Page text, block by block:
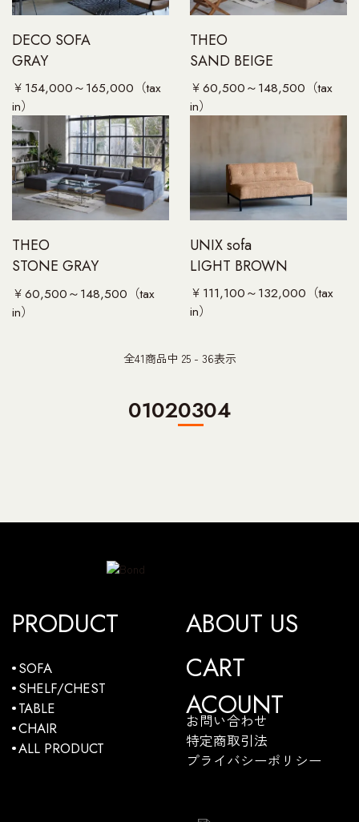
DECO SOFA
GRAY
￥154,000～165,000（tax
in）
THEO
SAND BEIGE
￥60,500～148,500（tax
in）
THEO
STONE GRAY
￥60,500～148,500（tax
in）
UNIX sofa
LIGHT BROWN
￥111,100～132,000（tax
in）
全41商品中 25 - 36表示
01020304
PRODUCT
SOFA
SHELF/CHEST
TABLE
CHAIR
ALL PRODUCT
ABOUT US
CART
ACOUNT
お問い合わせ
特定商取引法
プライバシーポリシー